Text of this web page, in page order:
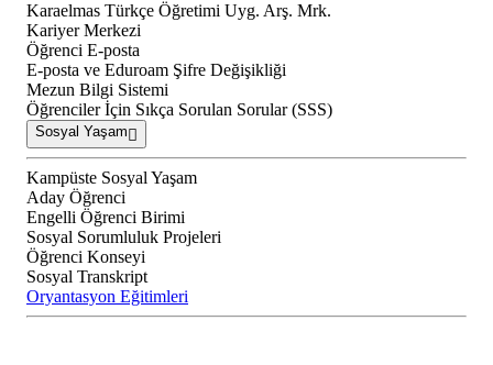
Karaelmas Türkçe Öğretimi Uyg. Arş. Mrk.
Kariyer Merkezi
Öğrenci E-posta
E-posta ve Eduroam Şifre Değişikliği
Mezun Bilgi Sistemi
Öğrenciler İçin Sıkça Sorulan Sorular (SSS)
Sosyal Yaşam
Kampüste Sosyal Yaşam
Aday Öğrenci
Engelli Öğrenci Birimi
Sosyal Sorumluluk Projeleri
Öğrenci Konseyi
Sosyal Transkript
Oryantasyon Eğitimleri